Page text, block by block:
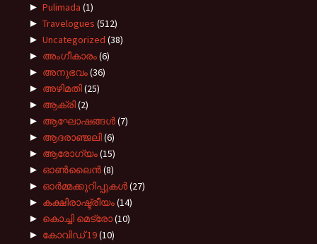
► Pulimada (1)
► Travelogues (512)
► Uncategorized (38)
► അംഗീകാരം(6)
► അനുഭവം(36)
► അഴിമതി(25)
► ആക്രി(2)
► ആഘോഷങ്ങൾ(7)
► ആദരാഞ്ജലി(6)
► ആരോഗ്യം(15)
► ഓൺലൈൻ(8)
► ഓർമ്മക്കുറിപ്പുകൾ(27)
► കക്ഷിരാഷ്ട്രീയം(14)
► കൊച്ചി മെട്രോ(10)
► കോവിഡ് 19(10)